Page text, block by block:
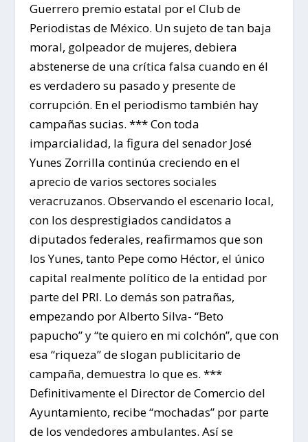
Guerrero premio estatal por el Club de
Periodistas de México. Un sujeto de tan baja
moral, golpeador de mujeres, debiera
abstenerse de una crítica falsa cuando en él
es verdadero su pasado y presente de
corrupción. En el periodismo también hay
campañas sucias. *** Con toda
imparcialidad, la figura del senador José
Yunes Zorrilla continúa creciendo en el
aprecio de varios sectores sociales
veracruzanos. Observando el escenario local,
con los desprestigiados candidatos a
diputados federales, reafirmamos que son
los Yunes, tanto Pepe como Héctor, el único
capital realmente político de la entidad por
parte del PRI. Lo demás son patrañas,
empezando por Alberto Silva- “Beto
papucho” y “te quiero en mi colchón”, que con
esa “riqueza” de slogan publicitario de
campaña, demuestra lo que es. ***
Definitivamente el Director de Comercio del
Ayuntamiento, recibe “mochadas” por parte
de los vendedores ambulantes. Así se